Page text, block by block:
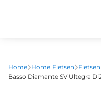
gaan
Home Home Fietsen Fietsen
Basso Diamante SV Ultegra